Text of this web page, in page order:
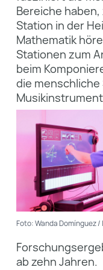
Bereiche
Station in der
Mathematik
Stationen zum
beim
die
Foto: Wanda Domínguez /
ab zehn Jahren.